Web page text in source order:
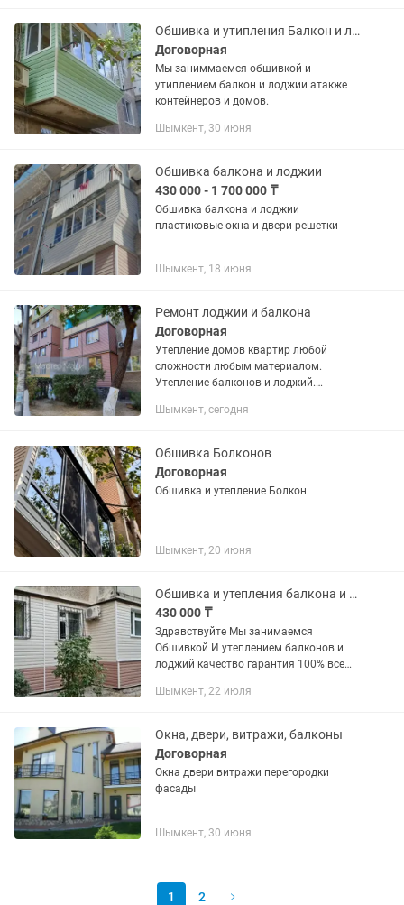
тез...
Обшивка и утипления Балкон и лоджии
Договорная
Мы заниммаемся обшивкой и
утиплением балкон и лоджии атакже
контейнеров и домов.
Шымкент, 30 июня
Обшивка балкона и лоджии
430 000 - 1 700 000 ₸
Обшивка балкона и лоджии
пластиковые окна и двери решетки
Шымкент, 18 июня
Ремонт лоджии и балкона
Договорная
Утепление домов квартир любой
сложности любым материалом.
Утепление балконов и лоджий.
снегозадержатель . Установка казарка.
подъездных...
Шымкент, сегодня
Обшивка Болконов
Договорная
Обшивка и утепление Болкон
Шымкент, 20 июня
Обшивка и утепления балкона и лоджии
430 000 ₸
Здравствуйте Мы занимаемся
Обшивкой И утеплением балконов и
лоджий качество гарантия 100% все
000 Лодка. 480 000 Тюльпан 530 000
Шымкент, 22 июля
Окна, двери, витражи, балконы
Договорная
Окна двери витражи перегородки
фасады
Шымкент, 30 июня
1 2